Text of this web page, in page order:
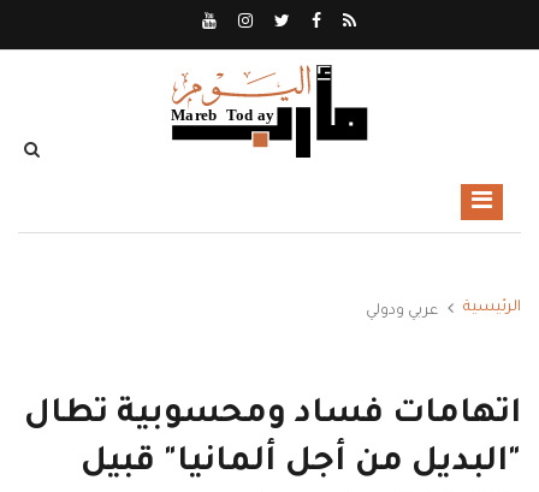
الرئيسية عربي ودولي
اتهامات فساد ومحسوبية تطال
"البديل من أجل ألمانيا" قبيل